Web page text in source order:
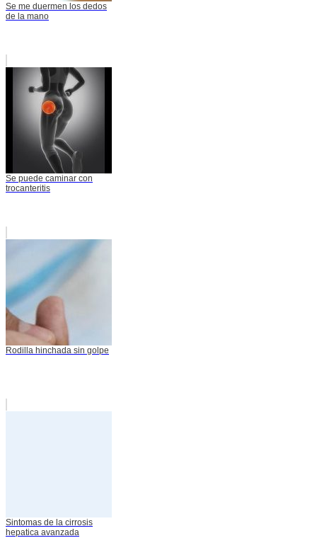
Se me duermen los dedos
de la mano
Se puede caminar con
trocanteritis
Rodilla hinchada sin golpe
Sintomas de la cirrosis
hepatica avanzada